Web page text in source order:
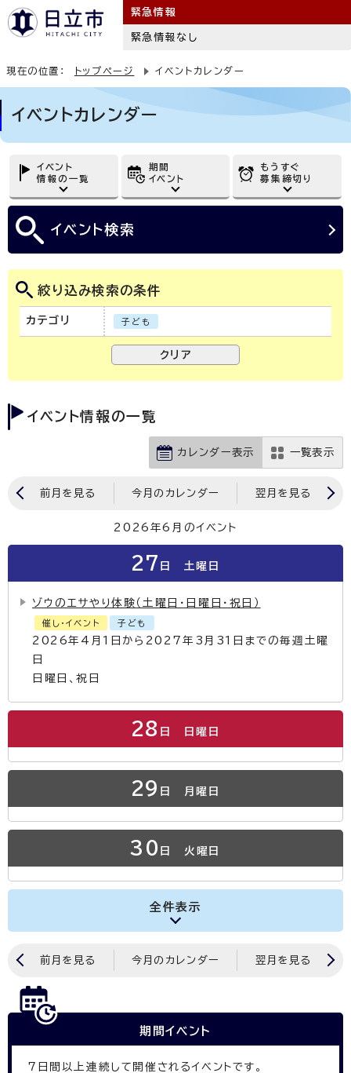
緊急情報
緊急情報なし
現在の位置： トップページ イベントカレンダー
イベントカレンダー
イベント
情報の一覧
期間
イベント
もうすぐ
募集締切り
イベント検索
絞り込み検索の条件
カテゴリ 子ども
イベント情報の一覧
カレンダー表示 一覧表示
前月を見る 今月のカレンダー 翌月を見る
2026年6月のイベント
27 日 土曜日
ゾウのエサやり体験（土曜日・日曜日・祝日）
催し・イベント 子ども
2026年4月1日から2027年3月31日までの毎週土曜
日
日曜日、祝日
28 日 日曜日
29 日 月曜日
30 日 火曜日
全件表示
前月を見る 今月のカレンダー 翌月を見る
期間イベント
7 日間以上連続して開催されるイベントです。